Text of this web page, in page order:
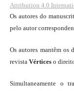
Attribution 4.0
Os autores do
pelo autor
Os autores mantêm os
revista Vértices o
Simultaneamente o